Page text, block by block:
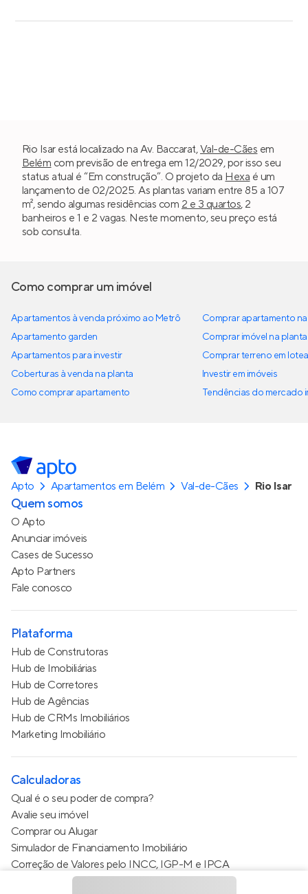
Rio Isar está localizado na Av. Baccarat,Val-de-Cães em
Belém com previsão de entrega em 12/2029, por isso seu
status atual é “Em construção”. O projeto da Hexa é um
lançamento de 02/2025. As plantas variam entre 85 a 107
m², sendo algumas residências com 2 e 3 quartos, 2
banheiros e 1 e 2 vagas. Neste momento, seu preço está
sob consulta.
Como comprar um imóvel
Apartamentos à venda próximo ao Metrô
Apartamento garden
Apartamentos para investir
Coberturas à venda na planta
Como comprar apartamento
Comprar apartamento
Comprar imóvel na planta
Comprar terreno em
Investir em imóveis
Tendências do mercado
Apto Apartamentos em Belém Val-de-Cães Rio Isar
Quem somos
O Apto
Anunciar imóveis
Cases de Sucesso
Apto Partners
Fale conosco
Plataforma
Hub de Construtoras
Hub de Imobiliárias
Hub de Corretores
Hub de Agências
Hub de CRMs Imobiliários
Marketing Imobiliário
Calculadoras
Qual é o seu poder de compra?
Avalie seu imóvel
Comprar ou Alugar
Simulador de Financiamento Imobiliário
Correção de Valores pelo INCC, IGP-M e IPCA
Estimativa de valor do condomínio